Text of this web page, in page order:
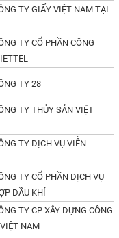
TY GIẤY VIỆT NAM TẠI
TY CỔ PHẦN CÔNG
TY 28
TY THỦY SẢN VIỆT
TY DỊCH VỤ VIỄN
TY CỔ PHẦN DỊCH VỤ
DẦU KHÍ
TY CP XÂY DỰNG CÔNG
NAM